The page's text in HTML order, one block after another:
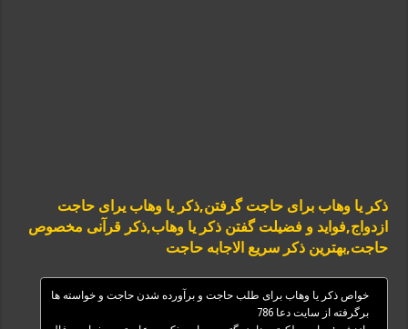
ذکر یا وهاب برای حاجت گرفتن,ذکر یا وهاب یرای حاجت
ازدواج,فواید و فضیلت گفتن ذکر یا وهاب,ذکر قرآنی مخصوص
حاجت,بهترین ذکر سریع الاجابه حاجت
خواص ذکر یا وهاب برای طلب حاجت و برآورده شدن حاجت و خواسته ها
برگرفته از سایت دعا 786